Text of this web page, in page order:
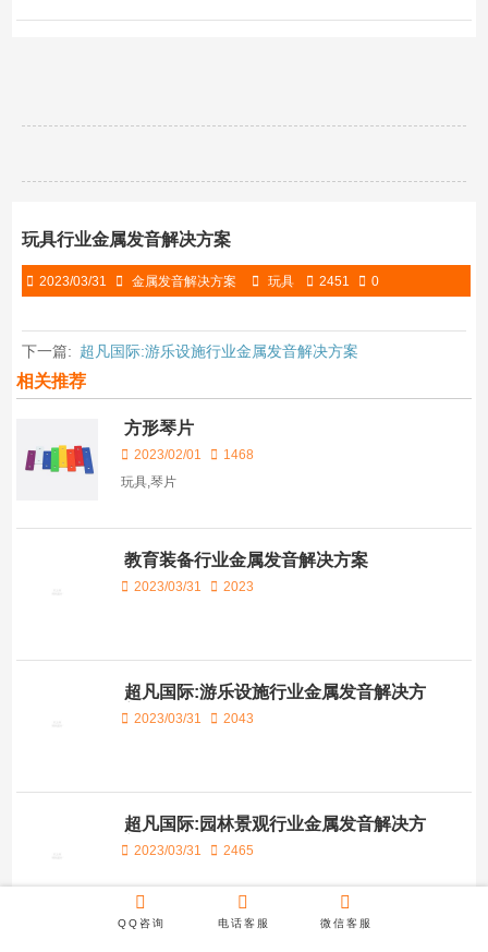
玩具行业金属发音解决方案
2023/03/31 金属发音解决方案 玩具 2451 0
下一篇: 超凡国际:游乐设施行业金属发音解决方案
相关推荐
方形琴片
2023/02/01
1468
玩具,琴片
教育装备行业金属发音解决方案
2023/03/31 2023
超凡国际:游乐设施行业金属发音解决方
案2023/03/31 2043
超凡国际:园林景观行业金属发音解决方
案2023/03/31 2465
QQ咨询 电话客服 微信客服